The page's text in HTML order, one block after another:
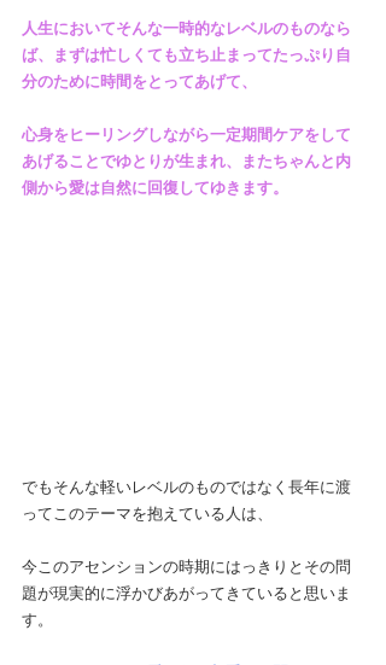
人生においてそんな一時的なレベルのものなら
ば、まずは忙しくても立ち止まってたっぷり自
分のために時間をとってあげて、
心身をヒーリングしながら一定期間ケアをして
あげることでゆとりが生まれ、またちゃんと内
側から愛は自然に回復してゆきます。
でもそんな軽いレベルのものではなく長年に渡
ってこのテーマを抱えている人は、
今このアセンションの時期にはっきりとその問
題が現実的に浮かびあがってきていると思いま
す。